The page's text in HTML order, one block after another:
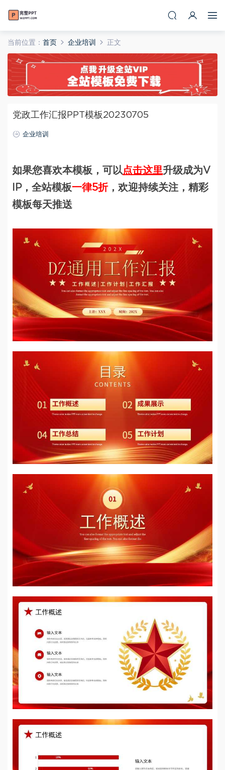
当前位置： 首页 企业培训 正文
党政工作汇报PPT模板20230705
企业培训
如果您喜欢本模板，可以点击这里升级成为V
IP，全站模板一律5折，欢迎持续关注，精彩
模板每天推送